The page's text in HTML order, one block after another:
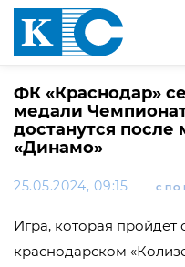
ФК «Краснодар»
медали
достанутся после
«Динамо»
25.05.2024, 09:15
Игра, которая пройдёт
краснодарском